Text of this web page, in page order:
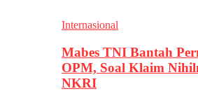
Internasional
Mabes TNI Bantah
OPM, Soal Klaim
NKRI